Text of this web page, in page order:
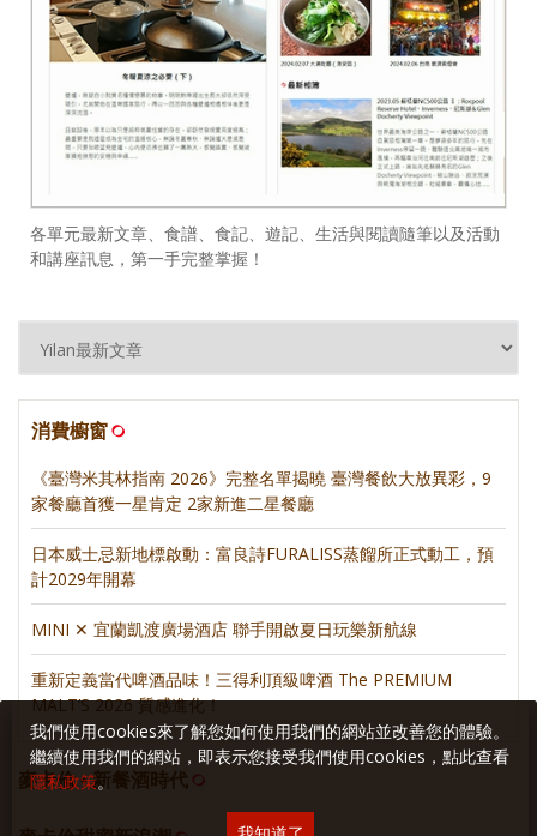
各單元最新文章、食譜、食記、遊記、生活與閱讀隨筆以及活動
和講座訊息，第一手完整掌握！
消費櫥窗
《臺灣米其林指南 2026》完整名單揭曉 臺灣餐飲大放異彩，9
家餐廳首獲一星肯定 2家新進二星餐廳
日本威士忌新地標啟動：富良詩FURALISS蒸餾所正式動工，預
計2029年開幕
MINI ✕ 宜蘭凱渡廣場酒店 聯手開啟夏日玩樂新航線
重新定義當代啤酒品味！三得利頂級啤酒 The PREMIUM
MALT’S 2026 質感進化！
麥卡倫 • 新餐酒時代
我們使用cookies來了解您如何使用我們的網站並改善您的體驗。
繼續使用我們的網站，即表示您接受我們使用cookies，點此查看
隱私政策。